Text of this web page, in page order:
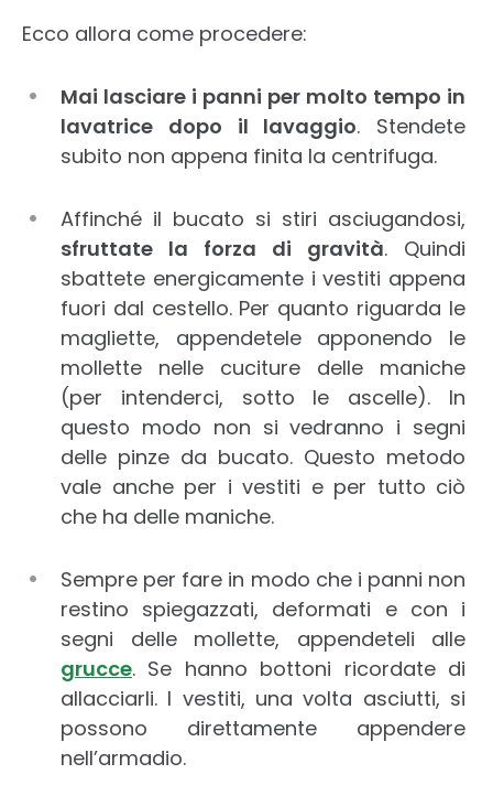
Ecco allora come procedere:
Mai lasciare i panni per molto tempo in
lavatrice dopo il lavaggio. Stendete
subito non appena finita la centrifuga.
Affinché il bucato si stiri asciugandosi,
sfruttate la forza di gravità. Quindi
sbattete energicamente i vestiti appena
fuori dal cestello. Per quanto riguarda le
magliette, appendetele apponendo le
mollette nelle cuciture delle maniche
(per intenderci, sotto le ascelle). In
questo modo non si vedranno i segni
delle pinze da bucato. Questo metodo
vale anche per i vestiti e per tutto ciò
che ha delle maniche.
Sempre per fare in modo che i panni non
restino spiegazzati, deformati e con i
segni delle mollette, appendeteli alle
grucce. Se hanno bottoni ricordate di
allacciarli. I vestiti, una volta asciutti, si
possono direttamente appendere
nell’armadio.